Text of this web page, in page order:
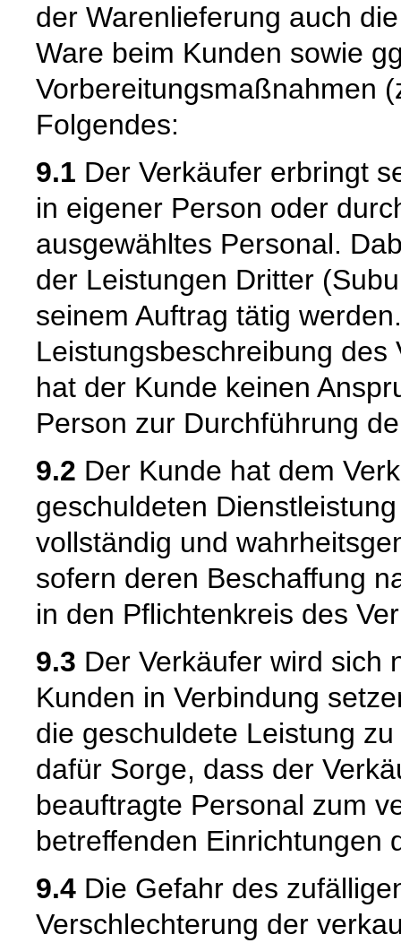
der Warenlieferung auch
Ware beim Kunden sowie
Vorbereitungsmaßnahmen
Folgendes:
9.1 Der Verkäufer erbringt
in eigener Person oder
ausgewähltes Personal.
der Leistungen Dritter
seinem Auftrag tätig
Leistungsbeschreibung
hat der Kunde keinen
Person zur Durchführung
9.2 Der Kunde hat dem
geschuldeten
vollständig und
sofern deren Beschaffung
in den Pflichtenkreis des
9.3 Der Verkäufer wird sich
Kunden in Verbindung
die geschuldete Leistung
dafür Sorge, dass der
beauftragte Personal zum
betreffenden Einrichtungen
9.4 Die Gefahr des
Verschlechterung der